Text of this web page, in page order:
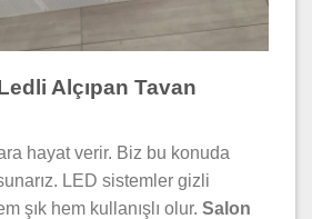
Alçıpan Tavan
hayat verir. Biz bu konuda
LED sistemler gizli
şık hem kullanışlı olur. Salon